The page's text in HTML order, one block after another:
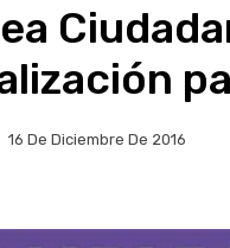
16 De Diciembre De 2016